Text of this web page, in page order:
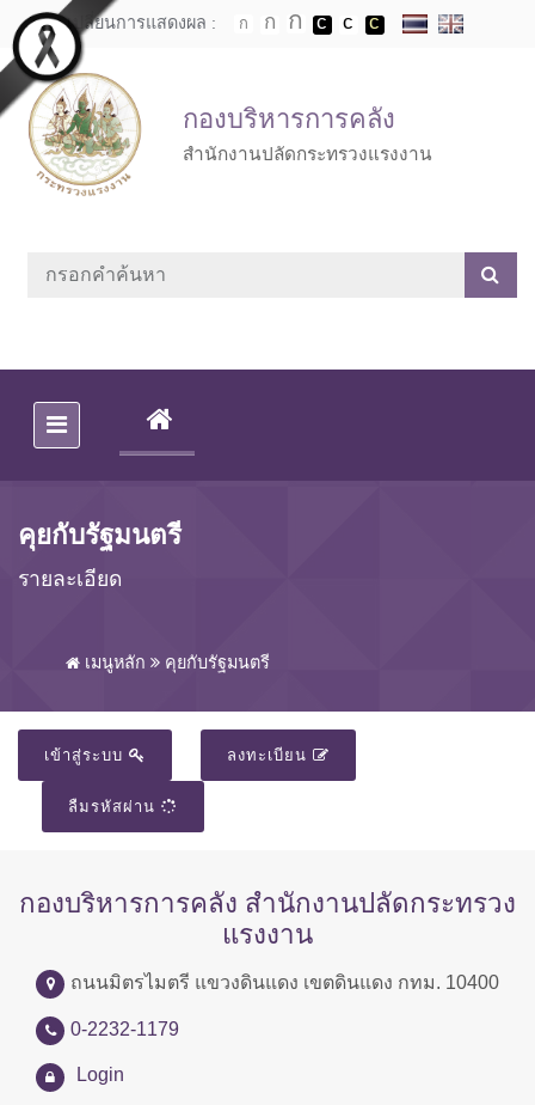
Skip to main content
เปลี่ยนการแสดงผล :
กองบริหารการคลัง
สำนักงานปลัดกระทรวงแรงงาน
(CURRENT)
คุยกับรัฐมนตรี
รายละเอียด
เมนูหลัก คุยกับรัฐมนตรี
เข้าสู่ระบบ ลงทะเบียน
ลืมรหัสผ่าน
กองบริหารการคลัง สำนักงานปลัดกระทรวง
แรงงาน
ถนนมิตรไมตรี แขวงดินแดง เขตดินแดง กทม. 10400
0-2232-1179
Login